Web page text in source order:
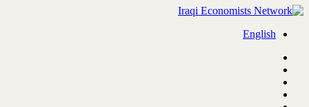
English